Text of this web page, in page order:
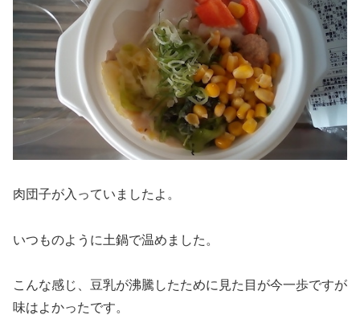
肉団子が入っていましたよ。
いつものように土鍋で温めました。
こんな感じ、豆乳が沸騰したために見た目が今一歩ですが
味はよかったです。